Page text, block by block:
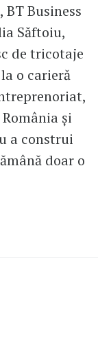
Business
Săftoiu,
de tricotaje
o carieră
și
a construi
doar o